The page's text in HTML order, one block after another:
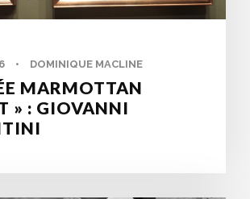
• DOMINIQUE MACLINE
MARMOTTAN
» : GIOVANNI